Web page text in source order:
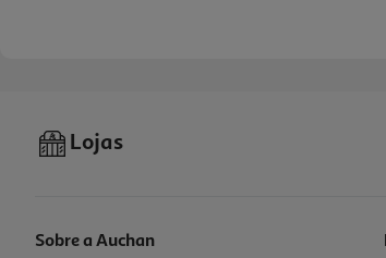
Lojas
Sobre a Auchan